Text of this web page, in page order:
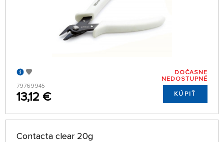
79769945
13,12 €
DOČASNE
NEDOSTUPNÉ
KÚPIŤ
Contacta clear 20g